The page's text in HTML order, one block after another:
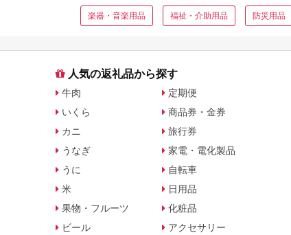
楽器・音楽用品 福祉・介助用品 防災用品
人気の返礼品から探す
牛肉
いくら
カニ
うなぎ
うに
米
果物・フルーツ
ビール
定期便
商品券・金券
旅行券
家電・電化製品
自転車
日用品
化粧品
アクセサリー